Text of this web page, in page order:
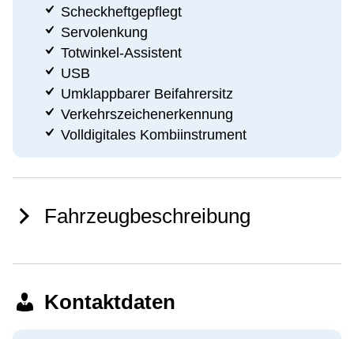
Scheckheftgepflegt
Servolenkung
Totwinkel-Assistent
USB
Umklappbarer Beifahrersitz
Verkehrszeichenerkennung
Volldigitales Kombiinstrument
Fahrzeugbeschreibung
Kontaktdaten